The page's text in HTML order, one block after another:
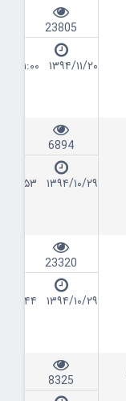
23805
۱۳۹۴/۱۱/۲۰ ۰۱:۰۰
6894
۱۳۹۴/۱۰/۲۹ ۱۷:۵۳
23320
۱۳۹۴/۱۰/۲۹ ۱۲:۴۴
8325